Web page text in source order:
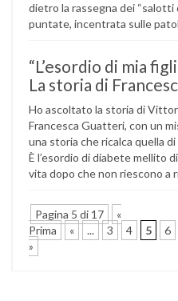
dietro la rassegna dei “salotti
puntate, incentrata sulle
“L’esordio di mia
La storia di
Ho ascoltato la storia di
Francesca Guatteri, con un
una storia che ricalca quella
È l’esordio di diabete mellito
vita dopo che non riescono a
Pagina 5 di 17
«
Prima
« ... 3 4 5 6
»